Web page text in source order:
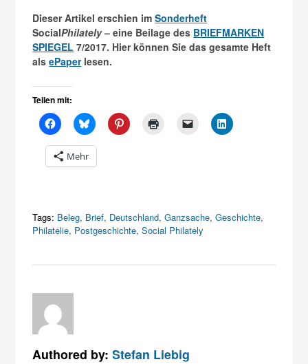
Dieser Artikel erschien imSonderheft
SocialPhilately– eine Beilage des BRIEFMARKEN
SPIEGEL 7/2017. Hier können Sie das gesamte Heft
alsePaperlesen.
Teilen mit:
Mehr
Tags: Beleg, Brief, Deutschland,Ganzsache,Geschichte,
Philatelie, Postgeschichte,Social Philately
Authored by:Stefan Liebig